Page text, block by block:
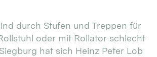
durch Stufen und Treppen für
oder mit Rollator schlecht
hat sich Heinz Peter Lob